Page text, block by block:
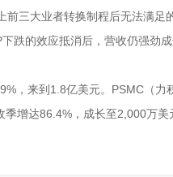
三大业者转换制程后无法满足
跌的效应抵消后，营收仍强劲
，来到1.8亿美元。PSMC（力
增达86.4%，成长至2,000万